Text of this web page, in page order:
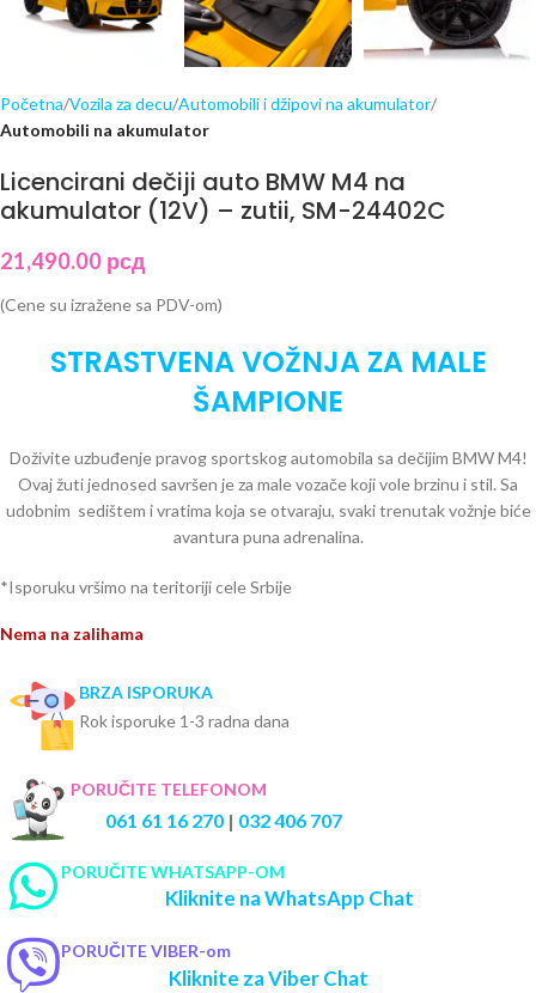
Početna Vozila za decu Automobili i džipovi na akumulator
Automobili na akumulator
Licencirani dečiji auto BMW M4 na
akumulator (12V) – zutii, SM-24402C
21,490.00 рсд
(Cene su izražene sa PDV-om)
STRASTVENA VOŽNJA ZA MALE
ŠAMPIONE
Doživite uzbuđenje pravog sportskog automobila sa dečijim BMW M4!
Ovaj žuti jednosed savršen je za male vozače koji vole brzinu i stil. Sa
udobnim sedištem i vratima koja se otvaraju, svaki trenutak vožnje biće
avantura puna adrenalina.
*Isporuku vršimo na teritoriji cele Srbije
Nema na zalihama
BRZA ISPORUKA
Rok isporuke 1-3 radna dana
PORUČITE TELEFONOM
061 61 16 270 | 032 406 707
PORUČITE WHATSAPP-OM
Kliknite na WhatsApp Chat
PORUČITE VIBER-om
Kliknite za Viber Chat